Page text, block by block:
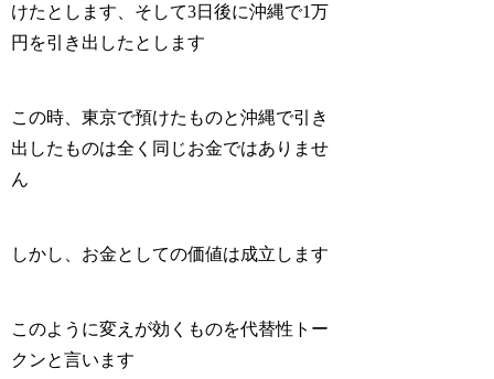
けたとします、そして3日後に沖縄で1万
円を引き出したとします
この時、東京で預けたものと沖縄で引き
出したものは全く同じお金ではありませ
ん
しかし、お金としての価値は成立します
このように変えが効くものを代替性トー
クンと言います